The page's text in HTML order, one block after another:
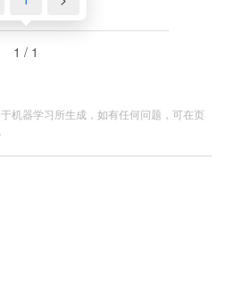
1 / 1
机器学习所生成，如有任何问题，可在页